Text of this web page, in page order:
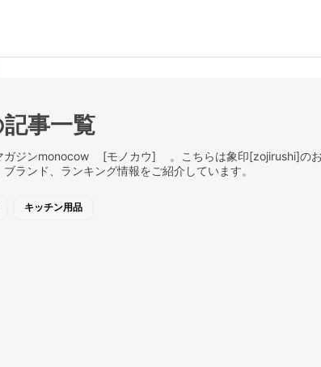
事一覧
ガジンmonocow [モノカウ] 。こちらは象印[zojirushi]の
ランド、ランキング情報をご紹介しています。
キッチン用品